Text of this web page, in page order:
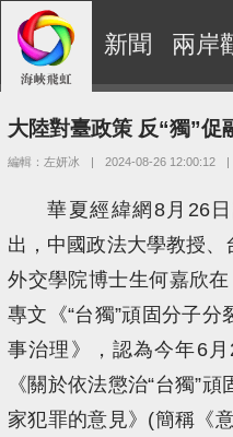
新聞 兩岸
大陸對臺政策 反“獨”促
編輯：左妍冰 | 2024-08-26 12:00:12 |
華夏經緯網8月26
出，中國政法大學教授
外交學院博士生何嘉欣
專文《“台獨”頑固分子
事治理》，認為今年6
《關於依法懲治“台獨”
家犯罪的意見》(簡稱《